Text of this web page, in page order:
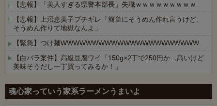
【悲報】「美人すぎる県警本部長」失職ｗｗｗｗｗｗｗｗｗ
【悲報】上沼恵美子ブチギレ「簡単にそうめん作れ言うけど、
そうめん作りて地獄なんよ」
【緊急】つけ麺WWWWWWWWWWWWWWWWWWWWWW
【白バラ案件】高級豆腐ワイ「150g×2丁で250円か…高いけど
美味そうだし一丁買ってみるか！」
魂心家っていう家系ラーメンうまいよ